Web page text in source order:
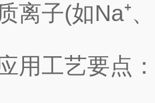
离子(如Na⁺
工艺要点：